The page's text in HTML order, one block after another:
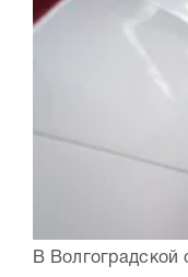
В Волгоградской